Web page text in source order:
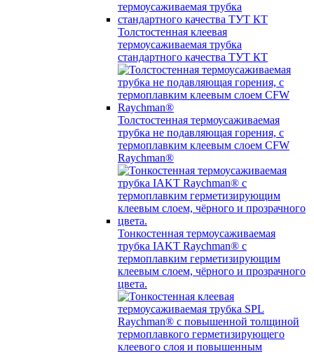
Толстостенная клеевая
термоусаживаемая трубка
стандартного качества ТУТ КТ
Толстостенная термоусаживаемая
трубка не подавляющая горения, с
термоплавким клеевым слоем CFW
Raychman®
Тонкостенная термоусаживаемая
трубка IAKT Raychman® с
термоплавким герметизирующим
клеевым слоем, чёрного и прозрачного
цвета.